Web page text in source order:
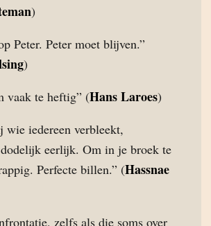
)
Peter. Peter moet blijven.”
)
vaak te heftig” (Hans Laroes)
wie iedereen verbleekt,
eerlijk. Om in je broek te
Perfecte billen.” (Hassnae
zelfs als die soms over